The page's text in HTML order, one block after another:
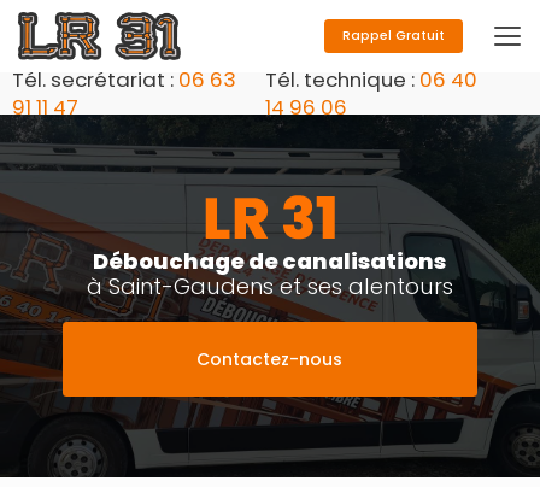
Aller
au
contenu
principal
Tél. secrétariat : 06 63
91 11 47
Tél. technique : 06 40
14 96 06
Rappel Gratuit
Débouchage de canalisations
à Saint-Gaudens et ses alentours
Contactez-nous